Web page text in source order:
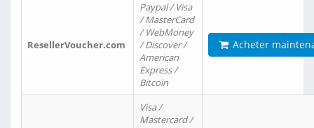
ResellerVoucher.com
Paypal / Visa
/ MasterCard
/ WebMoney
/ Discover /
American
Express /
Bitcoin
Acheter
Visa /
Mastercard /